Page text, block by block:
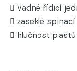
 vadné řídicí
 zaseklé
 hlučnost